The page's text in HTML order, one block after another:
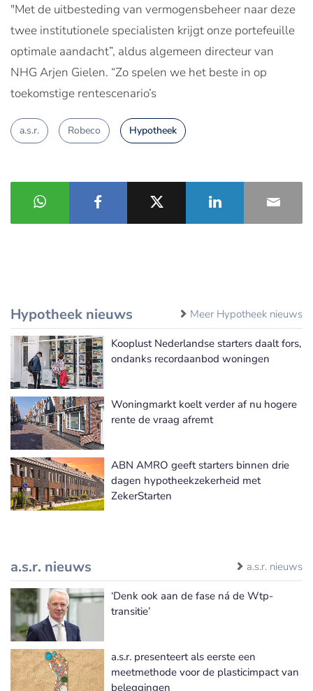
"Met de uitbesteding van vermogensbeheer naar deze
twee institutionele specialisten krijgt onze portefeuille
optimale aandacht”, aldus algemeen directeur van
NHG Arjen Gielen. “Zo spelen we het beste in op
toekomstige rentescenario’s
a.s.r. Robeco Hypotheek
Hypotheek nieuws Meer Hypotheek nieuws
Kooplust Nederlandse starters daalt fors,
ondanks recordaanbod woningen
Woningmarkt koelt verder af nu hogere
rente de vraag afremt
ABN AMRO geeft starters binnen drie
dagen hypotheekzekerheid met
ZekerStarten
a.s.r. nieuws a.s.r. nieuws
‘Denk ook aan de fase ná de Wtp-
transitie’
a.s.r. presenteert als eerste een
meetmethode voor de plasticimpact van
beleggingen